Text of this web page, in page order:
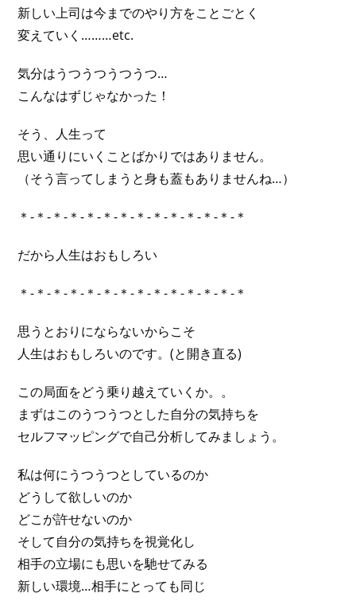
新しい上司は今までのやり方をことごとく
変えていく………etc.
気分はうつうつうつうつ…
こんなはずじゃなかった！
そう、人生って
思い通りにいくことばかりではありません。
（そう言ってしまうと身も蓋もありませんね…）
＊-＊-＊-＊-＊-＊-＊-＊-＊-＊-＊-＊-＊-＊
だから人生はおもしろい
＊-＊-＊-＊-＊-＊-＊-＊-＊-＊-＊-＊-＊-＊
思うとおりにならないからこそ
人生はおもしろいのです。(と開き直る)
この局面をどう乗り越えていくか。。
まずはこのうつうつとした自分の気持ちを
セルフマッピングで自己分析してみましょう。
私は何にうつうつとしているのか
どうして欲しいのか
どこが許せないのか
そして自分の気持ちを視覚化し
相手の立場にも思いを馳せてみる
新しい環境…相手にとっても同じ